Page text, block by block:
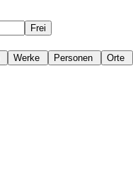
Frei
Werke Personen Orte